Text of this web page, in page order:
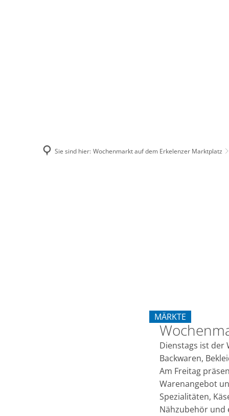
Sie sind hier: Wochenmarkt auf dem Erkelenzer Marktplatz
MÄRKTE
KATEGORIE:
Dienstags ist der
Backwaren,
Am Freitag
Warenangebot
Spezialitäten,
Nähzubehör und